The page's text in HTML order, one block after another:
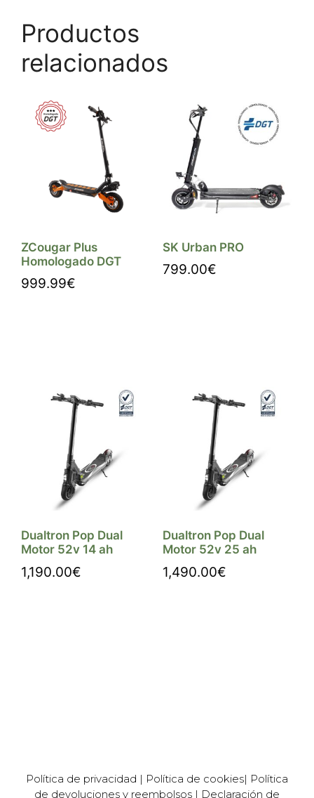
Productos
relacionados
ZCougar Plus
Homologado DGT
999.99€
SK Urban PRO
799.00€
Dualtron Pop Dual
Motor 52v 14 ah
1,190.00€
Dualtron Pop Dual
Motor 52v 25 ah
1,490.00€
Política de privacidad | Política de cookies| Política
de devoluciones y reembolsos | Declaración de